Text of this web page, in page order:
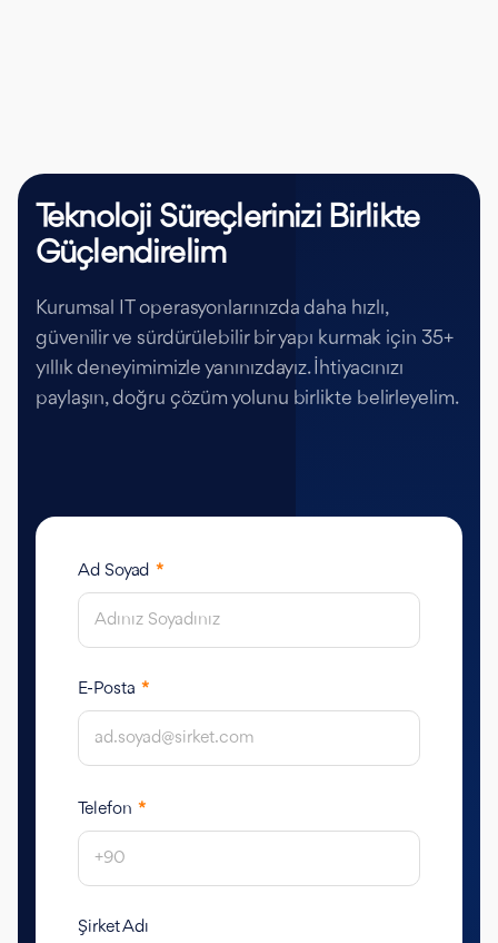
Teknoloji Süreçlerinizi Birlikte
Güçlendirelim
Kurumsal IT operasyonlarınızda daha hızlı,
güvenilir ve sürdürülebilir bir yapı kurmak için 35+
yıllık deneyimimizle yanınızdayız. İhtiyacınızı
paylaşın, doğru çözüm yolunu birlikte belirleyelim.
Ad Soyad *
E-Posta *
Telefon *
Şirket Adı